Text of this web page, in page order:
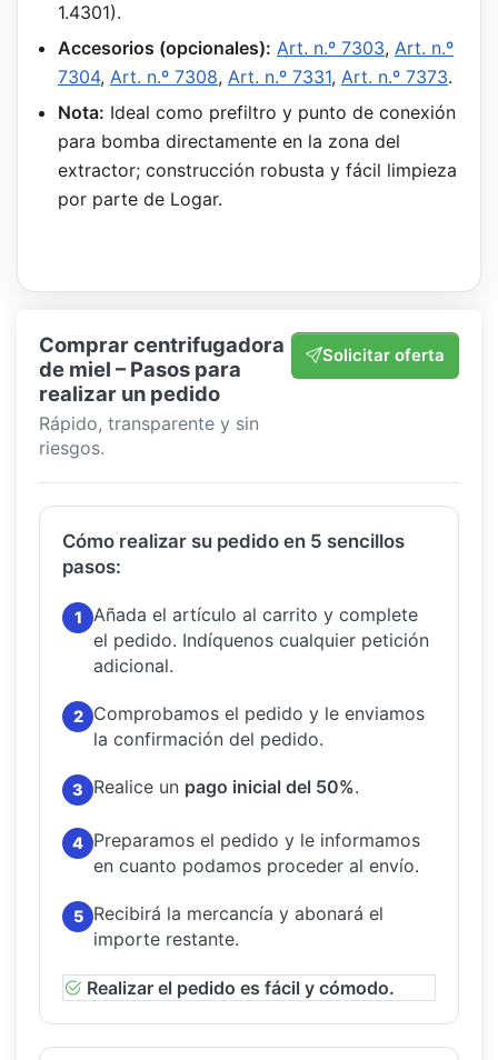
1.4301).
Accesorios (opcionales): Art. n.º 7303, Art. n.º
7304, Art. n.º 7308, Art. n.º 7331, Art. n.º 7373.
Nota: Ideal como prefiltro y punto de conexión
para bomba directamente en la zona del
extractor; construcción robusta y fácil limpieza
por parte de Logar.
Comprar centrifugadora
de miel – Pasos para
realizar un pedido
Rápido, transparente y sin
riesgos.
Solicitar oferta
Cómo realizar su pedido en 5 sencillos
pasos:
1
Añada el artículo al carrito y complete
el pedido. Indíquenos cualquier petición
adicional.
2
Comprobamos el pedido y le enviamos
la confirmación del pedido.
3 Realice un pago inicial del 50%.
4 Preparamos el pedido y le informamos
en cuanto podamos proceder al envío.
5
Recibirá la mercancía y abonará el
importe restante.
Realizar el pedido es fácil y cómodo.